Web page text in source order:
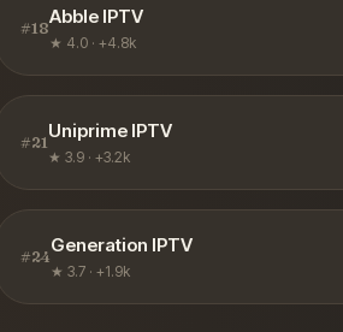
#18
Abble IPTV
★ 4.0 · +4.8k
#21
Uniprime IPTV
★ 3.9 · +3.2k
#24
Generation IPTV
★ 3.7 · +1.9k